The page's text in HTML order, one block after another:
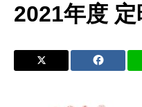
2021年度